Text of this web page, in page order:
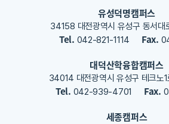
유성덕명캠퍼스
34158 대전광역시 유성구 동서대
Tel. 042-821-1114 Fax.
대덕산학융합캠퍼스
34014 대전광역시 유성구 테크노
Tel. 042-939-4701 Fax.
세종캠퍼스